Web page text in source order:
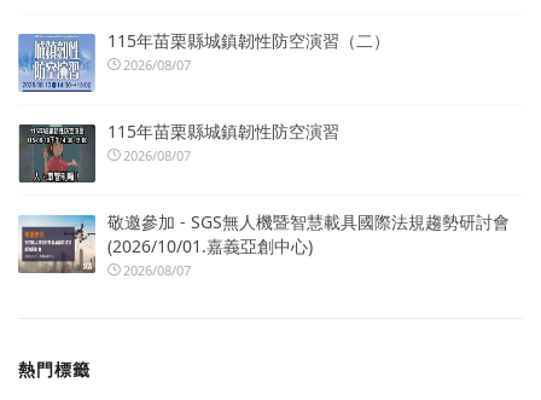
115年苗栗縣城鎮韌性防空演習（二）
2026/08/07
115年苗栗縣城鎮韌性防空演習
2026/08/07
敬邀參加 - SGS無人機暨智慧載具國際法規趨勢研討會
(2026/10/01.嘉義亞創中心)
2026/08/07
熱門標籤